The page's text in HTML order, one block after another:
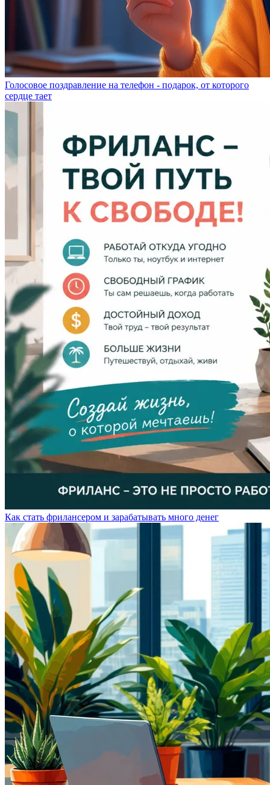
Голосовое поздравление на телефон - подарок, от которого
сердце тает
Как стать фрилансером и зарабатывать много денег